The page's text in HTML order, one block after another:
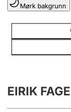
Lag og
Registrere,
Årsregnskap
Innsending og
Mørk bakgrunn
Opplysninger er
EIRIK